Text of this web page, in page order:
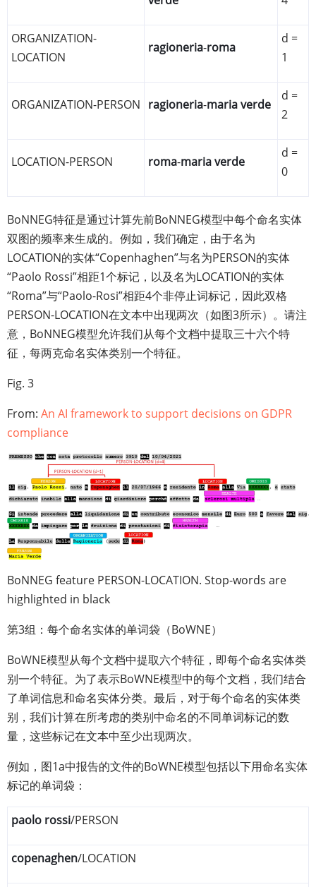
ORGANIZATION-
LOCATION
ragioneria-roma
d =
1
ORGANIZATION-PERSON ragioneria-maria verde
d =
2
LOCATION-PERSON roma-maria verde
d =
0
BoNNEG特征是通过计算先前BoNNEG模型中每个命名实体
双图的频率来生成的。例如，我们确定，由于名为
LOCATION的实体“Copenhaghen”与名为PERSON的实体
“Paolo Rossi”相距1个标记，以及名为LOCATION的实体
“Roma”与“Paolo-Rosi”相距4个非停止词标记，因此双格
PERSON-LOCATION在文本中出现两次（如图3所示）。请注
意，BoNNEG模型允许我们从每个文档中提取三十六个特
征，每两克命名实体类别一个特征。
Fig. 3
From: An AI framework to support decisions on GDPR
compliance
BoNNEG feature PERSON-LOCATION. Stop-words are
highlighted in black
第3组：每个命名实体的单词袋（BoWNE）
BoWNE模型从每个文档中提取六个特征，即每个命名实体类
别一个特征。为了表示BoWNE模型中的每个文档，我们结合
了单词信息和命名实体分类。最后，对于每个命名的实体类
别，我们计算在所考虑的类别中命名的不同单词标记的数
量，这些标记在文本中至少出现两次。
例如，图1a中报告的文件的BoWNE模型包括以下用命名实体
标记的单词袋：
paolo rossi/PERSON
copenaghen/LOCATION